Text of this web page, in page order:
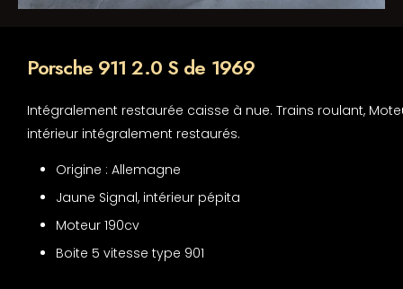
Porsche 911 2.0 S de 1969
Intégralement restaurée caisse à nue. Trains roulant,
intérieur intégralement restaurés.
Origine : Allemagne
Jaune Signal, intérieur pépita
Moteur 190cv
Boite 5 vitesse type 901